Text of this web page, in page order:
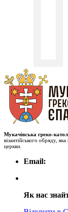
Мукачівська греко-
візантійського обряду,
церкви.
Email:
Як нас